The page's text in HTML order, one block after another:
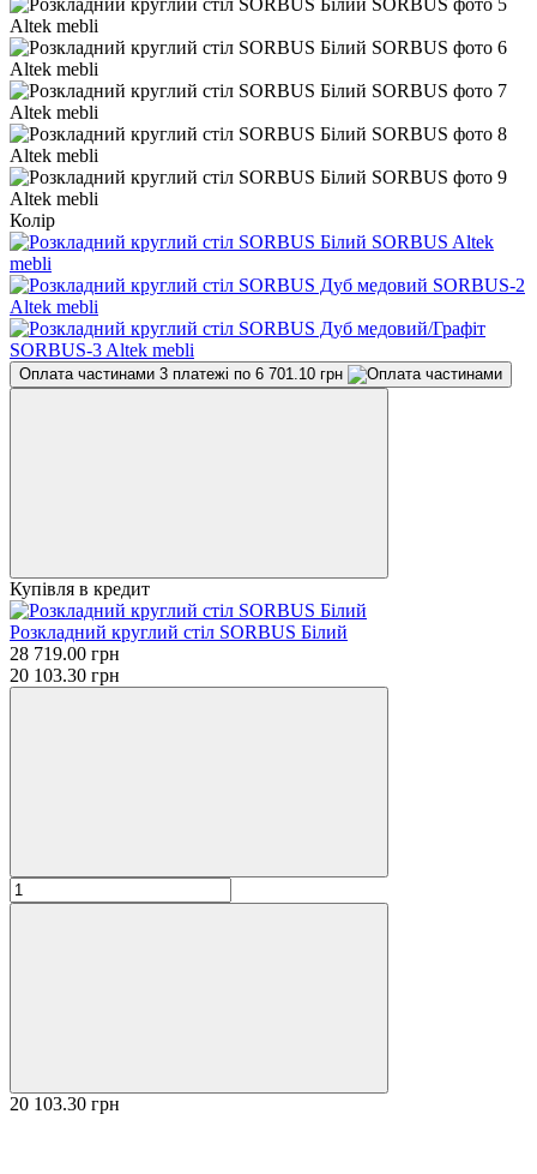
Колір
Оплата частинами 3 платежі по 6 701.10 грн
Купівля в кредит
Розкладний круглий стіл SORBUS Білий
28 719.00 грн
20 103.30 грн
20 103.30 грн